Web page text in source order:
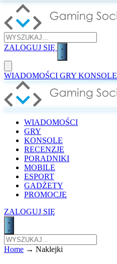
ZALOGUJ SIĘ
WIADOMOŚCI GRY KONSOLE
WIADOMOŚCI
GRY
KONSOLE
RECENZJE
PORADNIKI
MOBILE
ESPORT
GADŻETY
PROMOCJE
ZALOGUJ SIĘ
Home → Naklejki